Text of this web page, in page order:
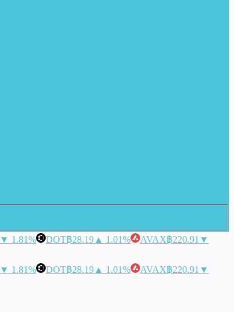
▼ 1.81% DOT฿28.19 ▲ 1.01% AVAX฿220.91 ▼
▼ 1.81% DOT฿28.19 ▲ 1.01% AVAX฿220.91 ▼